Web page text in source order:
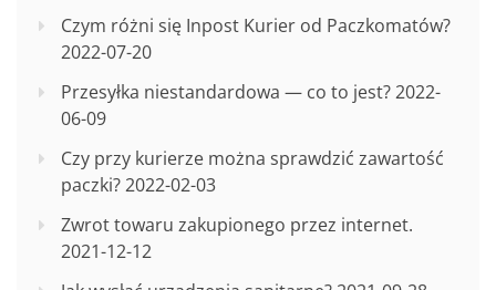
Czym różni się Inpost Kurier od Paczkomatów?
2022-07-20
Przesyłka niestandardowa — co to jest?2022-
06-09
Czy przy kurierze można sprawdzić zawartość
paczki?2022-02-03
Zwrot towaru zakupionego przez internet.
2021-12-12